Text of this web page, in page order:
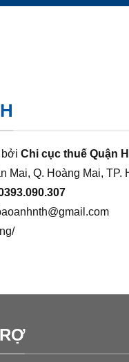
bởi Chi cục thuế Quận
Mai, Q. Hoàng Mai, TP.